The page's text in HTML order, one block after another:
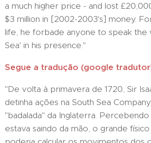
a much higher price - and lost
$3 million in [2002-2003's] money.
life, he forbade anyone to speak the
Sea' in his presence."
Segue a tradução (google
"De volta à primavera de 1720, Sir
detinha ações na South Sea
"badalada" da Inglaterra.
estava saindo da mão, o grande